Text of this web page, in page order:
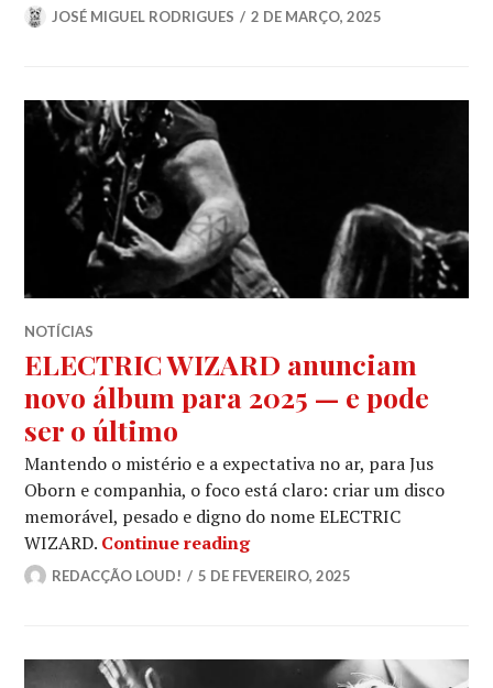
JOSÉ MIGUEL RODRIGUES 2 DE MARÇO, 2025
NOTÍCIAS
ELECTRIC WIZARD anunciam
novo álbum para 2025 — e pode
ser o último
Mantendo o mistério e a expectativa no ar, para Jus
Oborn e companhia, o foco está claro: criar um disco
memorável, pesado e digno do nome ELECTRIC
WIZARD. Continue readingELECTRIC WIZARD
REDACÇÃO LOUD! 5 DE FEVEREIRO, 2025